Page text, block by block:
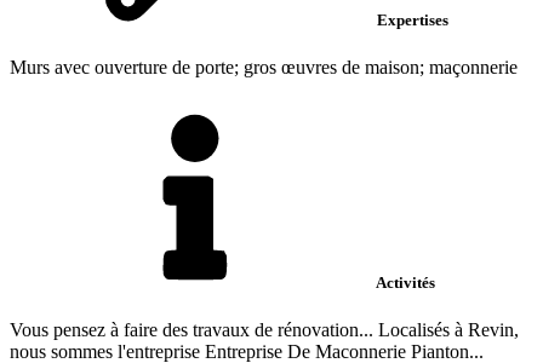
Expertises
Murs avec ouverture de porte; gros œuvres de maison; maçonnerie
Activités
Vous pensez à faire des travaux de rénovation... Localisés à Revin,
nous sommes l'entreprise Entreprise De Maconnerie Pianton...